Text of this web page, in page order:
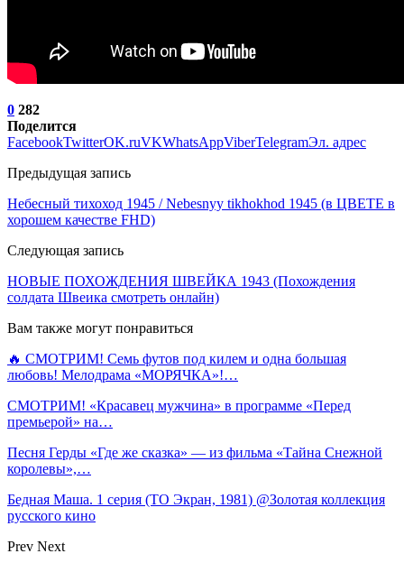
0 282
Поделится
FacebookTwitterOK.ruVKWhatsAppViberTelegramЭл. адрес
Предыдущая запись
Небесный тихоход 1945 / Nebesnyy tikhokhod 1945 (в ЦВЕТЕ в
хорошем качестве FHD)
Следующая запись
НОВЫЕ ПОХОЖДЕНИЯ ШВЕЙКА 1943 (Похождения
солдата Швеика смотреть онлайн)
Вам также могут понравиться
🔥 СМОТРИМ! Семь футов под килем и одна большая
любовь! Мелодрама «МОРЯЧКА»!…
СМОТРИМ! «Красавец мужчина» в программе «Перед
премьерой» на…
Песня Герды «Где же сказка» — из фильма «Тайна Снежной
королевы»,…
Бедная Маша. 1 серия (ТО Экран, 1981) @Золотая коллекция
русского кино
Prev Next